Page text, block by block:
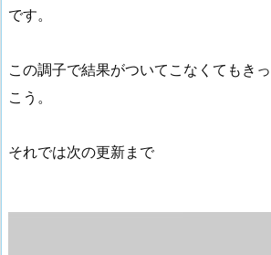
です。
この調子で結果がついてこなくてもき
こう。
それでは次の更新まで